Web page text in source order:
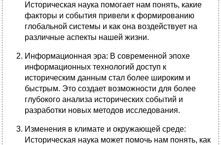
Историческая наука помогает нам понять, какие
факторы и события привели к формированию
глобальной системы и как она воздействует на
различные аспекты нашей жизни.
Информационная эра: В современной эпохе
информационных технологий доступ к
историческим данным стал более широким и
быстрым. Это создает возможности для более
глубокого анализа исторических событий и
разработки новых методов исследования.
Изменения в климате и окружающей среде:
Историческая наука может помочь нам понять, как